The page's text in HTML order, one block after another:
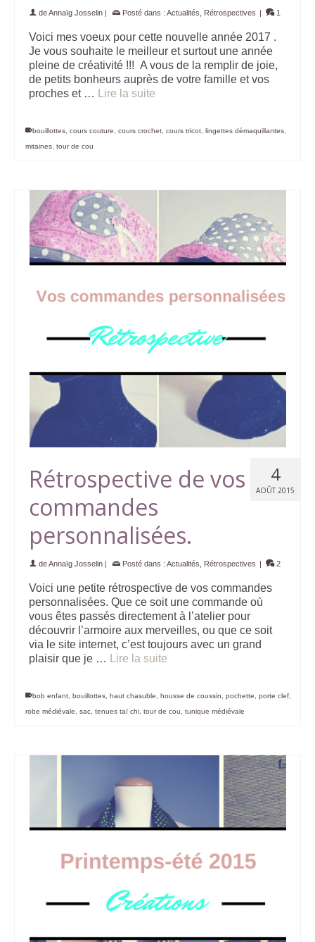
deAnnaïg Josselin | Posté dans : Actualités Rétrospectives | 1
Voici mes voeux pour cette nouvelle année 2017 .
Je vous souhaite le meilleur et surtout une année
pleine de créativité !!! A vous de la remplir de joie,
de petits bonheurs auprès de votre famille et vos
proches et …
Lire la suite
bouillottes cours couture cours crochet cours tricot lingettes démaquillantes
mitaines tour de cou
4
AOÛT 2015
Rétrospective de vos
commandes
personnalisées.
deAnnaïg Josselin | Posté dans : Actualités Rétrospectives | 2
Voici une petite rétrospective de vos commandes
personnalisées. Que ce soit une commande où
vous êtes passés directement à l’atelier pour
découvrir l’armoire aux merveilles, ou que ce soit
via le site internet, c’est toujours avec un grand
plaisir que je …
Lire la suite
bob enfant bouillottes haut chasuble housse de coussin pochette porte clef
robe médiévale
sac tenues taï chi tour de cou tunique médiévale